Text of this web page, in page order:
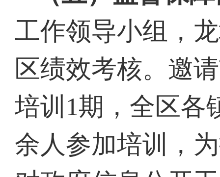
工作领导小组，
区绩效考核。邀
培训 1期，全区各
余人参加培训，